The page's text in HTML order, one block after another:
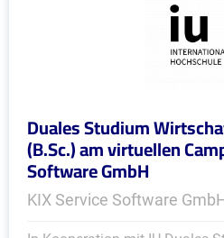
Duales Studium
(B.Sc.) am virtuellen
Software GmbH
KIX Service Software